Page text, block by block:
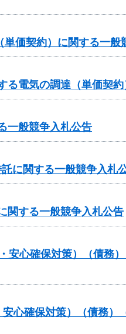
単価契約）に関する一
電気の調達（単価契
一般競争入札公告
に関する一般競争入札
関する一般競争入札公告
安心確保対策）（債務
心確保対策）（債務）